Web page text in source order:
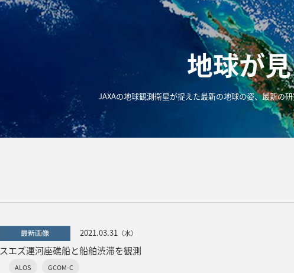
地球が
JAXAの地球観測衛星が捉えた最新の地球の姿、最新の
最新画像 2021.03.31 （水）
スエズ運河座礁船と船舶渋滞を観測
ALOS GCOM-C